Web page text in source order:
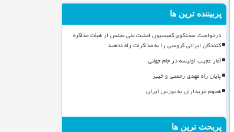
پربیننده ترین ها
درخواست سخنگوی کمیسیون امنیت ملی مجلس از هیأت مذاکره
کنندگان ایرانی گروسی را به مذاکرات راه ندهید
آمار عجیب اولیسه در جام جهانی
پایان راه مهدی رحمتی و خیبر
هجوم خریداران به بورس ایران
پربحث ترین ها